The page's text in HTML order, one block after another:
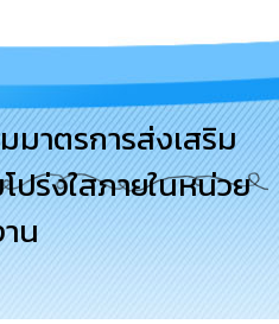
มาตรการส่งเสริม
ร่งใสภายในหน่วย
น